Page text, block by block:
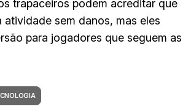
trapaceiros podem acreditar que
atividade sem danos, mas eles
para jogadores que seguem as